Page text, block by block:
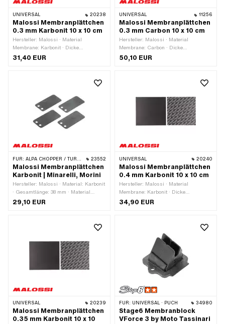
UNIVERSAL 20238
Malossi Membranplättchen
0.3 mm Karbonit 10 x 10 cm
Hersteller: Malossi · Material
Membrane: Karbonit · Dicke
Membranplättchen: 0.3 mm ·
31,40 EUR
UNIVERSAL 11256
Malossi Membranplättchen
0.3 mm Carbon 10 x 10 cm
Hersteller: Malossi · Material
Membrane: Carbon · Dicke
Membranplättchen: 0.3 mm ·
50,10 EUR
FÜR: ALPA CHOPPER / TURBO · FANTIC · MALAGUTI · YAMAHA 23552
Malossi Membranplättchen
Karbonit | Minarelli, Morini
Hersteller: Malossi · Material: Karbonit
· Gesamtlänge: 38 mm · Material
Membrane: Karbonit · Breite: 20 mm ·
Dicke Membranplättchen: 0.3 mm ·
Befestigungsart: Schrauben · Anzahl
Befestigungsloch: 3 mm ·
Lochabstand: 8 mm ·
Anwendungsbereich: Tuning
29,10 EUR
UNIVERSAL 20240
Malossi Membranplättchen
0.4 mm Karbonit 10 x 10 cm
Hersteller: Malossi · Material
Membrane: Karbonit · Dicke
Membranplättchen: 0.4 mm ·
Gesamtlänge: 100 mm · Breite: 100
34,90 EUR
UNIVERSAL 20239
Malossi Membranplättchen
0.35 mm Karbonit 10 x 10
FÜR: UNIVERSAL · PUCH 34980
Stage6 Membranblock
VForce 3 by Moto Tassinari